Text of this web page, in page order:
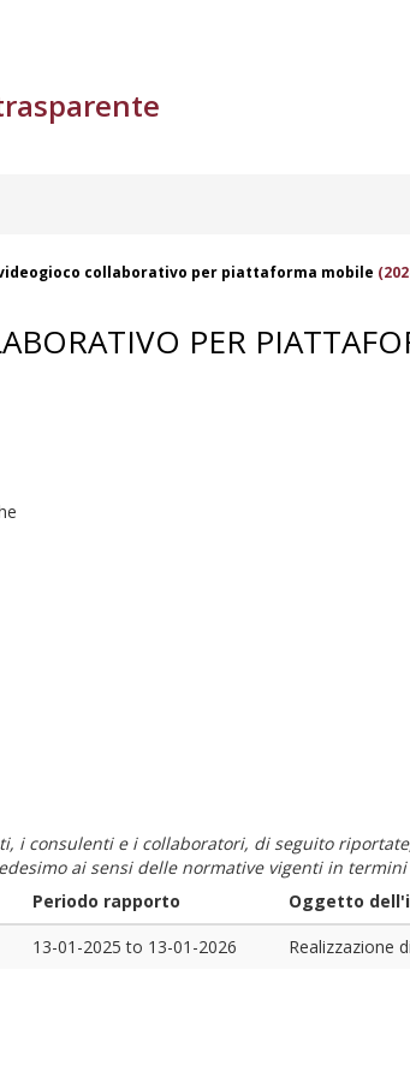
collaborativo per piattaforma mobile
PER
consulenti e i collaboratori, di seguito
ai sensi delle normative vigenti in termini
Periodo rapporto Oggetto
13-01-2025 to 13-01-2026 Realizzazione